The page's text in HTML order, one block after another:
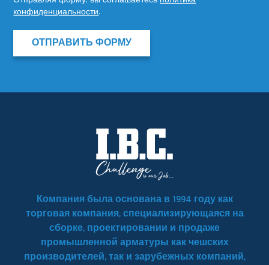
конфиденциальности.
ОТПРАВИТЬ ФОРМУ
Компания была основана в 1994 году как
торговая компания, специализирующаяся на
сборке, проектировании и продаже
промышленной арматуры как чешских
производителей, так и зарубежных компаний,